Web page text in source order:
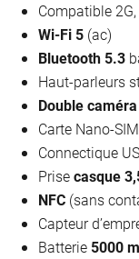
Compatible 2G,
Wi-Fi 5 (ac)
Bluetooth 5.3
Haut-parleurs
Double caméra
Carte Nano-SIM
Connectique
Prisecasque
NFC (sans
Capteur
Batterie 5000